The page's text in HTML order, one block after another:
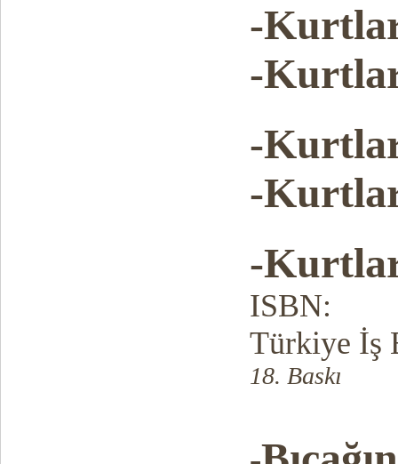
-
-
-
-
-
ISBN:
Türkiye İş
18. Baskı